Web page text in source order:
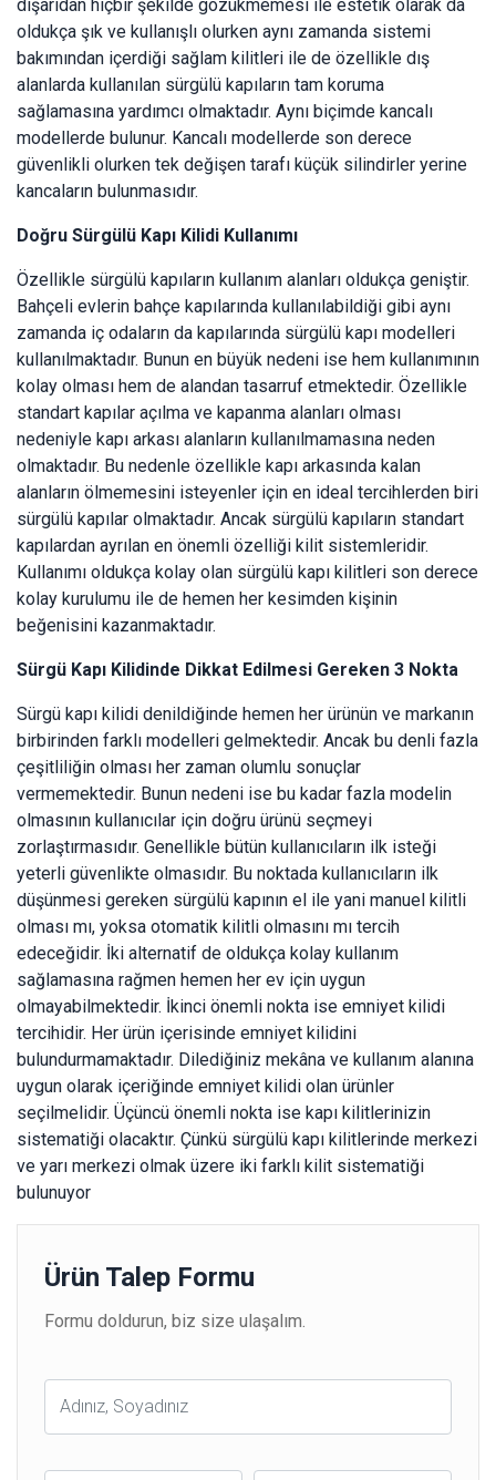
dışarıdan hiçbir şekilde gözükmemesi ile estetik olarak da
oldukça şık ve kullanışlı olurken aynı zamanda sistemi
bakımından içerdiği sağlam kilitleri ile de özellikle dış
alanlarda kullanılan sürgülü kapıların tam koruma
sağlamasına yardımcı olmaktadır. Aynı biçimde kancalı
modellerde bulunur. Kancalı modellerde son derece
güvenlikli olurken tek değişen tarafı küçük silindirler yerine
kancaların bulunmasıdır.
Doğru Sürgülü Kapı Kilidi Kullanımı
Özellikle sürgülü kapıların kullanım alanları oldukça geniştir.
Bahçeli evlerin bahçe kapılarında kullanılabildiği gibi aynı
zamanda iç odaların da kapılarında sürgülü kapı modelleri
kullanılmaktadır. Bunun en büyük nedeni ise hem kullanımının
kolay olması hem de alandan tasarruf etmektedir. Özellikle
standart kapılar açılma ve kapanma alanları olması
nedeniyle kapı arkası alanların kullanılmamasına neden
olmaktadır. Bu nedenle özellikle kapı arkasında kalan
alanların ölmemesini isteyenler için en ideal tercihlerden biri
sürgülü kapılar olmaktadır. Ancak sürgülü kapıların standart
kapılardan ayrılan en önemli özelliği kilit sistemleridir.
Kullanımı oldukça kolay olan sürgülü kapı kilitleri son derece
kolay kurulumu ile de hemen her kesimden kişinin
beğenisini kazanmaktadır.
Sürgü Kapı Kilidinde Dikkat Edilmesi Gereken 3 Nokta
Sürgü kapı kilidi denildiğinde hemen her ürünün ve markanın
birbirinden farklı modelleri gelmektedir. Ancak bu denli fazla
çeşitliliğin olması her zaman olumlu sonuçlar
vermemektedir. Bunun nedeni ise bu kadar fazla modelin
olmasının kullanıcılar için doğru ürünü seçmeyi
zorlaştırmasıdır. Genellikle bütün kullanıcıların ilk isteği
yeterli güvenlikte olmasıdır. Bu noktada kullanıcıların ilk
düşünmesi gereken sürgülü kapının el ile yani manuel kilitli
olması mı, yoksa otomatik kilitli olmasını mı tercih
edeceğidir. İki alternatif de oldukça kolay kullanım
sağlamasına rağmen hemen her ev için uygun
olmayabilmektedir. İkinci önemli nokta ise emniyet kilidi
tercihidir. Her ürün içerisinde emniyet kilidini
bulundurmamaktadır. Dilediğiniz mekâna ve kullanım alanına
uygun olarak içeriğinde emniyet kilidi olan ürünler
seçilmelidir. Üçüncü önemli nokta ise kapı kilitlerinizin
sistematiği olacaktır. Çünkü sürgülü kapı kilitlerinde merkezi
ve yarı merkezi olmak üzere iki farklı kilit sistematiği
bulunuyor
Ürün Talep Formu
Formu doldurun, biz size ulaşalım.
Ad
Soyad